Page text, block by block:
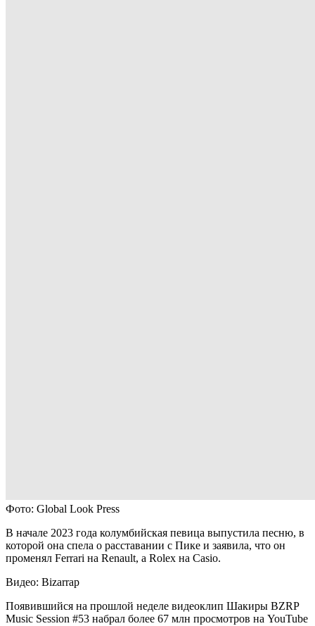
Фото: Global Look Press
В начале 2023 года колумбийская певица выпустила песню, в
которой она спела о расставании с Пике и заявила, что он
променял Ferrari на Renault, а Rolex на Casio.
Видео: Bizarrap
Появившийся на прошлой неделе видеоклип Шакиры BZRP
Music Session #53 набрал более 67 млн просмотров на YouTube